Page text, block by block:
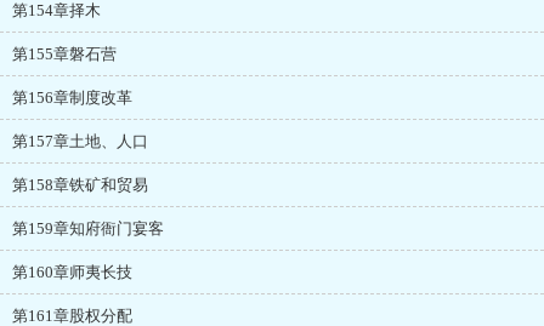
第154章择木
第155章磐石营
第156章制度改革
第157章土地、人口
第158章铁矿和贸易
第159章知府衙门宴客
第160章师夷长技
第161章股权分配